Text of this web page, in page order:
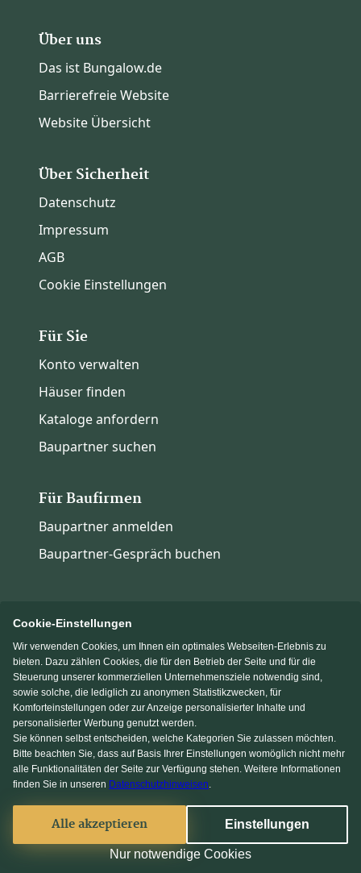
Über uns
Das ist Bungalow.de
Barrierefreie Website
Website Übersicht
Über Sicherheit
Datenschutz
Impressum
AGB
Cookie Einstellungen
Für Sie
Konto verwalten
Häuser finden
Kataloge anfordern
Baupartner suchen
Für Baufirmen
Baupartner anmelden
Baupartner-Gespräch buchen
Immowelt.de Bauen.de
Massivhaus.de Fertighaus.de
Einfamilienhaus.de
© 2013-2026 MS media systems GmbH
Facebook
Cookie-Einstellungen
Wir verwenden Cookies, um Ihnen ein optimales Webseiten-Erlebnis zu
bieten. Dazu zählen Cookies, die für den Betrieb der Seite und für die
Steuerung unserer kommerziellen Unternehmensziele notwendig sind,
sowie solche, die lediglich zu anonymen Statistikzwecken, für
Komforteinstellungen oder zur Anzeige personalisierter Inhalte und
personalisierter Werbung genutzt werden.
Sie können selbst entscheiden, welche Kategorien Sie zulassen möchten.
Bitte beachten Sie, dass auf Basis Ihrer Einstellungen womöglich nicht mehr
alle Funktionalitäten der Seite zur Verfügung stehen. Weitere Informationen
finden Sie in unseren Datenschutzhinweisen.
Alle akzeptieren Einstellungen
Nur notwendige Cookies